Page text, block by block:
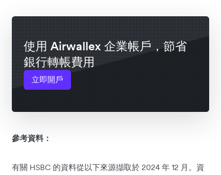
使用 Airwallex 企業帳戶，節省
銀行轉帳費用
立即開戶
參考資料：
有關 HSBC 的資料從以下來源擷取於 2024 年 12 月。資